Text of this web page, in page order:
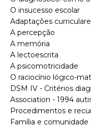
O insucesso escolar
Adaptações
A percepção
A memória
A lectoescrita
A psicomotricidade
O raciocínio lógico-
DSM IV - Critérios
Association - 1994
Procedimentos e
Família e comunidade